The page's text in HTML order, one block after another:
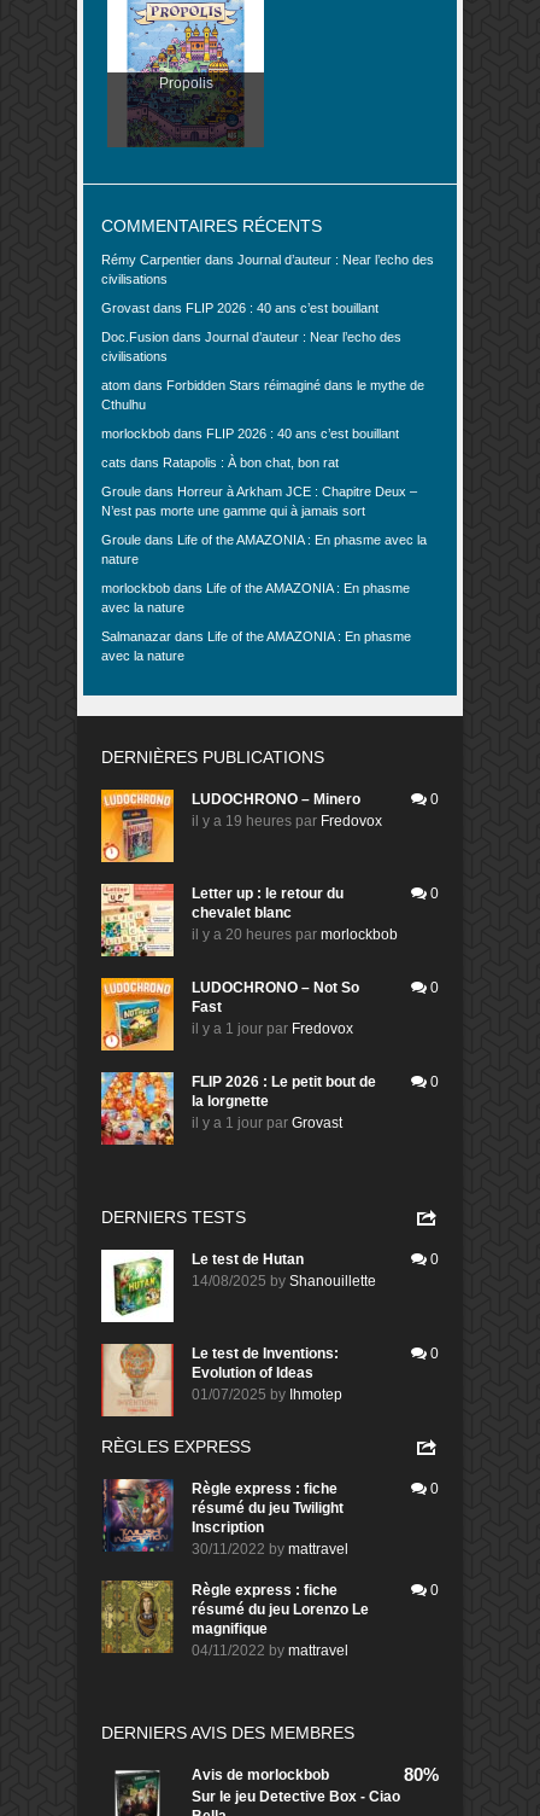
Propolis
COMMENTAIRES RÉCENTS
Rémy Carpentier dans Journal d’auteur : Near l’echo des
civilisations
Grovast dans FLIP 2026 : 40 ans c’est bouillant
Doc.Fusion dans Journal d’auteur : Near l’echo des
civilisations
atom dans Forbidden Stars réimaginé dans le mythe de
Cthulhu
morlockbob dans FLIP 2026 : 40 ans c’est bouillant
cats dans Ratapolis : À bon chat, bon rat
Groule dans Horreur à Arkham JCE : Chapitre Deux –
N’est pas morte une gamme qui à jamais sort
Groule dans Life of the AMAZONIA : En phasme avec la
nature
morlockbob dans Life of the AMAZONIA : En phasme
avec la nature
Salmanazar dans Life of the AMAZONIA : En phasme
avec la nature
DERNIÈRES PUBLICATIONS
LUDOCHRONO – Minero
il y a 19 heures par Fredovox
0
Letter up : le retour du
chevalet blanc
il y a 20 heures par morlockbob
0
LUDOCHRONO – Not So
Fast
il y a 1 jour par Fredovox
0
FLIP 2026 : Le petit bout de
la lorgnette
il y a 1 jour par Grovast
0
DERNIERS TESTS
Le test de Hutan
14/08/2025 by Shanouillette
0
Le test de Inventions:
Evolution of Ideas
01/07/2025 by Ihmotep
0
RÈGLES EXPRESS
Règle express : fiche
résumé du jeu Twilight
Inscription
30/11/2022 by mattravel
0
Règle express : fiche
résumé du jeu Lorenzo Le
magnifique
04/11/2022 by mattravel
0
DERNIERS AVIS DES MEMBRES
Avis de morlockbob
Sur le jeu Detective Box - Ciao
80%